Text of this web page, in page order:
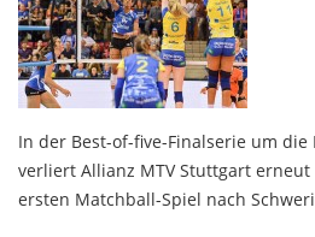
In der Best-of-five-Finalserie um
verliert Allianz MTV Stuttgart
ersten Matchball-Spiel nach